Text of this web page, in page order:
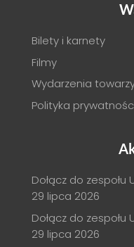
Bilety i karnety
Filmy
Wydarzenia
Polityka
Dołącz do zespołu
29 lipca 2026
Dołącz do zespołu
29 lipca 2026